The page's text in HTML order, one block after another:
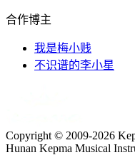
合作博主
我是梅小贱
不识谱的李小星
Copyright © 2009-2026
Hunan Kepma Musical